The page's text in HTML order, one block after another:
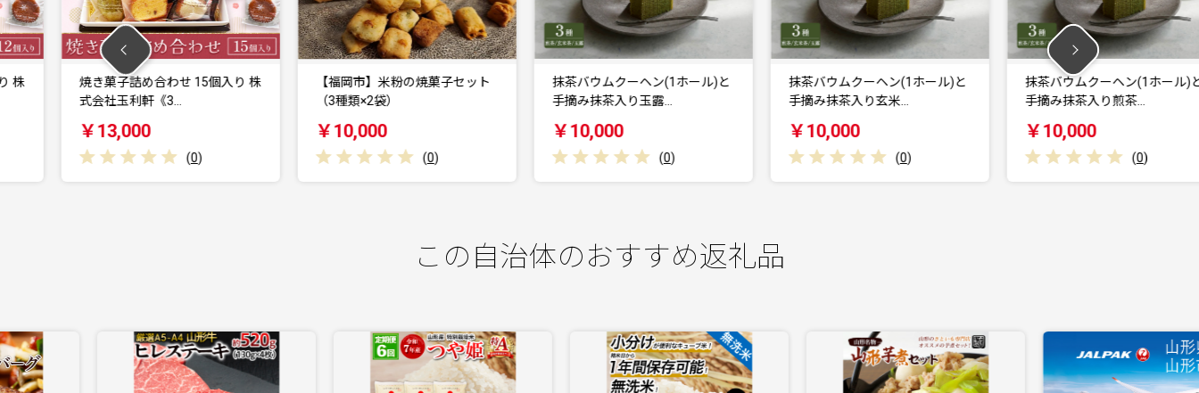
せ 15個入り 株
【福岡市】米粉の焼菓子セット
（3種類×2袋）
抹茶バウムクーヘン(1ホール)と
抹茶バウムクーヘン(1ホール)と
手摘み抹茶入り玄米…
抹茶バウムクーヘン(1ホール)と
手摘み抹茶入り煎茶…
京都府与謝野町
マツを練り込ん
この自治体のおすすめ返礼品